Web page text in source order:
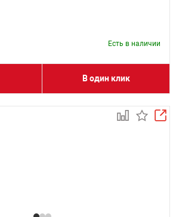
Есть в наличии
В один клик